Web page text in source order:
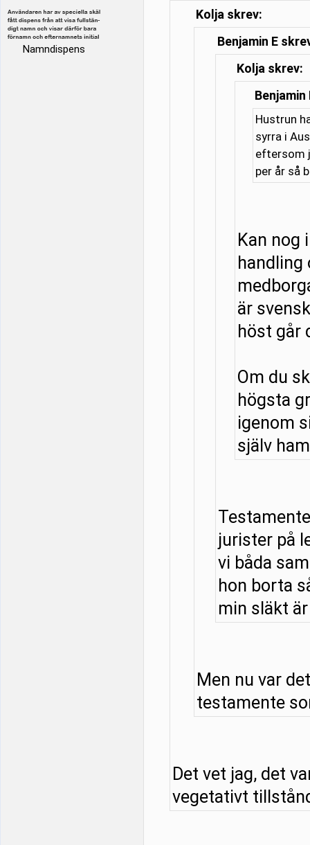
Namndispens
Kolja skrev:
Benjamin E
Kolja skrev:
Benjamin
Hustrun
syrra i
eftersom
per år så
Kan nog
är
höst går
Om du
högsta
igenom
själv
jurister på
vi båda
hon borta
min släkt
Men nu var
testamente
Det vet jag, det
vegetativt